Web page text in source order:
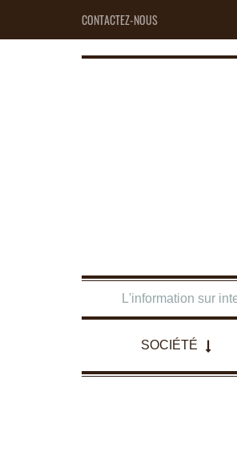
CONTACTEZ-NOUS
L'information sur
SOCIÉTÉ